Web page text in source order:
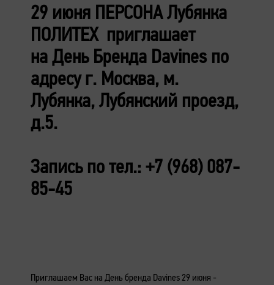
29 июня ПЕРСОНА Лубянка
ПОЛИТЕХ приглашает
на День Бренда Davines по
адресу г. Москва, м.
Лубянка, Лубянский проезд,
д.5.
Запись по тел.: +7 (968) 087-
85-45
Приглашаем Вас на День бренда Davines 29 июня -